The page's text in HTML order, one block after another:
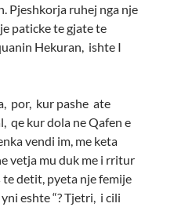
Pjeshkorja ruhej nga nje
paticke te gjate te
Hekuran, ishte I
por, kur pashe ate
qe kur dola ne Qafen e
vendi im, me keta
vetja mu duk me i rritur
te detit, pyeta nje femije
eshte “? Tjetri, i cili